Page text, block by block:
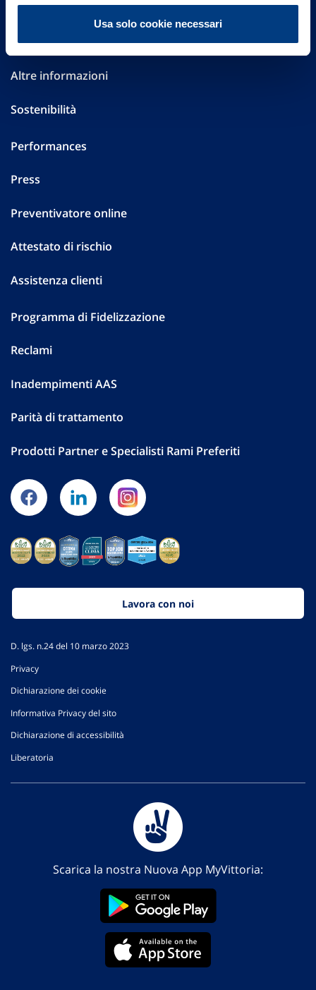
Usa solo cookie necessari
Governance
Investor Relations
Altre informazioni
Sostenibilità
Performances
Press
Preventivatore online
Attestato di rischio
Assistenza clienti
Programma di Fidelizzazione
Reclami
Inadempimenti AAS
Parità di trattamento
Prodotti Partner e Specialisti Rami Preferiti
Lavora con noi
D. lgs. n.24 del 10 marzo 2023
Privacy
Dichiarazione dei cookie
Informativa Privacy del sito
Dichiarazione di accessibilità
Liberatoria
Scarica la nostra Nuova App MyVittoria: